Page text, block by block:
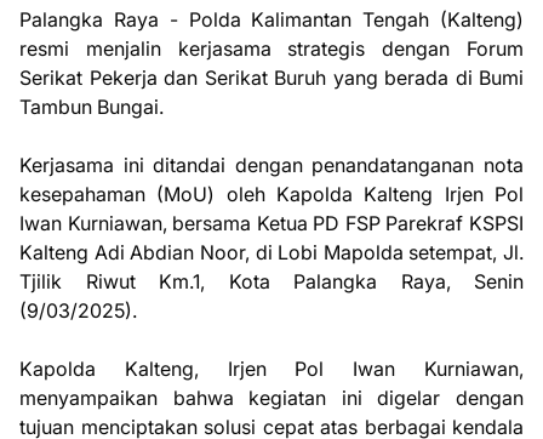
Palangka Raya - Polda Kalimantan Tengah (Kalteng)
resmi menjalin kerjasama strategis dengan Forum
Serikat Pekerja dan Serikat Buruh yang berada di Bumi
Tambun Bungai.
Kerjasama ini ditandai dengan penandatanganan nota
kesepahaman (MoU) oleh Kapolda Kalteng Irjen Pol
Iwan Kurniawan, bersama Ketua PD FSP Parekraf KSPSI
Kalteng Adi Abdian Noor, di Lobi Mapolda setempat, Jl.
Tjilik Riwut Km.1, Kota Palangka Raya, Senin
(9/03/2025).
Kapolda Kalteng, Irjen Pol Iwan Kurniawan,
menyampaikan bahwa kegiatan ini digelar dengan
tujuan menciptakan solusi cepat atas berbagai kendala